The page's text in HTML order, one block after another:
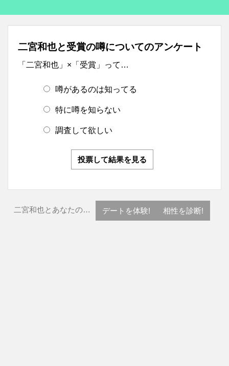
二宮和也と受賞の噂についてのアンケート
「二宮和也」×「受賞」って…
噂があるのは知ってる
特に噂を知らない
調査して欲しい
投票して結果を見る
二宮和也とあなたの… デートを体験! 相性を診断!